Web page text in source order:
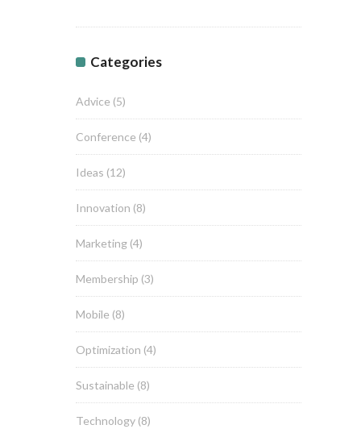
Categories
Advice (5)
Conference (4)
Ideas (12)
Innovation (8)
Marketing (4)
Membership (3)
Mobile (8)
Optimization (4)
Sustainable (8)
Technology (8)